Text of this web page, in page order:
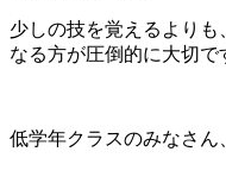
少しの技を覚えるより
なる方が圧倒的に大切で
低学年クラスのみなさん